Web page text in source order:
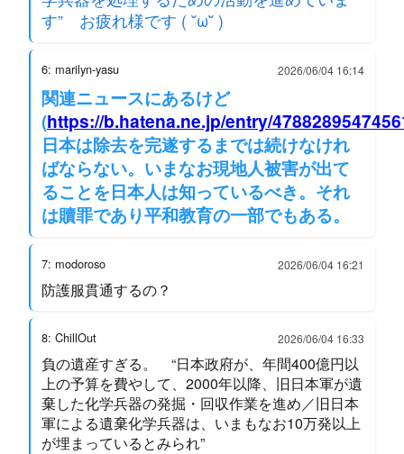
す” お疲れ様です ( ˘ω˘ )
6: marilyn-yasu 2026/06/04 16:14
関連ニュースにあるけど
(https://b.hatena.ne.jp/entry/
日本は除去を完遂するまでは続けなけれ
ばならない。いまなお現地人被害が出て
ることを日本人は知っているべき。それ
は贖罪であり平和教育の一部でもある。
7: modoroso 2026/06/04 16:21
防護服貫通するの？
8: ChillOut 2026/06/04 16:33
負の遺産すぎる。 “日本政府が、年間400億円以
上の予算を費やして、2000年以降、旧日本軍が遺
棄した化学兵器の発掘・回収作業を進め／旧日本
軍による遺棄化学兵器は、いまもなお10万発以上
が埋まっているとみられ”